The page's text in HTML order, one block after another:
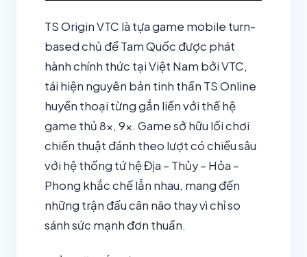
TS Origin VTC là tựa game mobile turn-
based chủ đề Tam Quốc được phát
hành chính thức tại Việt Nam bởi VTC,
tái hiện nguyên bản tinh thần TS Online
huyền thoại từng gắn liền với thế hệ
game thủ 8x, 9x. Game sở hữu lối chơi
chiến thuật đánh theo lượt có chiều sâu
với hệ thống tứ hệ Địa – Thủy – Hỏa –
Phong khắc chế lẫn nhau, mang đến
những trận đấu cân não thay vì chỉ so
sánh sức mạnh đơn thuần.